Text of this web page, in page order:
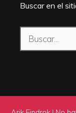
Buscar en el